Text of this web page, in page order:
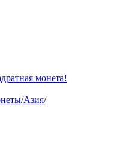
монета!
/Азия/